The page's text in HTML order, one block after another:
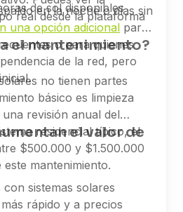
real desde la plataforma
de sol disponibles
en la noche o días sin
una opción adicional para
o para quienes
de la red, pero
el mantenimiento?
no tienen partes
básico es limpieza
revisión anual del
residencial típico, el
$500.000 y $1.500.000
mantenimiento.
el valor de
sistemas solares
rápido y a precios